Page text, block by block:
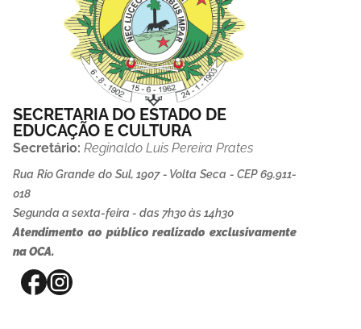
SECRETARIA DO ESTADO DE
EDUCAÇÃO E CULTURA
Secretário: Reginaldo Luis Pereira Prates
Rua Rio Grande do Sul, 1907 - Volta Seca - CEP 69.911-
018
Segunda a sexta-feira - das 7h30 às 14h30
Atendimento ao público realizado exclusivamente
na OCA.